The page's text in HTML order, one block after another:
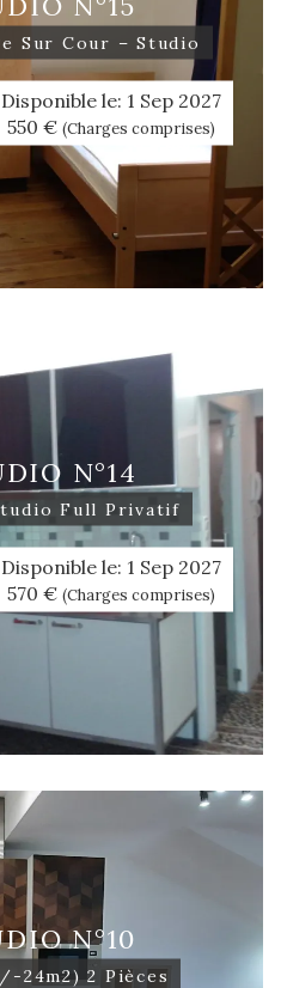
Sur Cour – Studio
Disponible le: 1 Sep 2027
550 € (Charges comprises)
N°14
Full Privatif
Disponible le: 1 Sep 2027
570 € (Charges comprises)
N°10
24m2) 2 Pièces